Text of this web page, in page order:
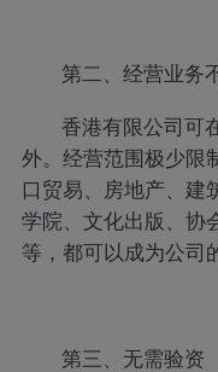
第二、经营业务
香港有限公司可
外。经营范围极少限
口贸易、房地产、建
学院、文化出版、协
等，都可以成为公司
第三、无需验资